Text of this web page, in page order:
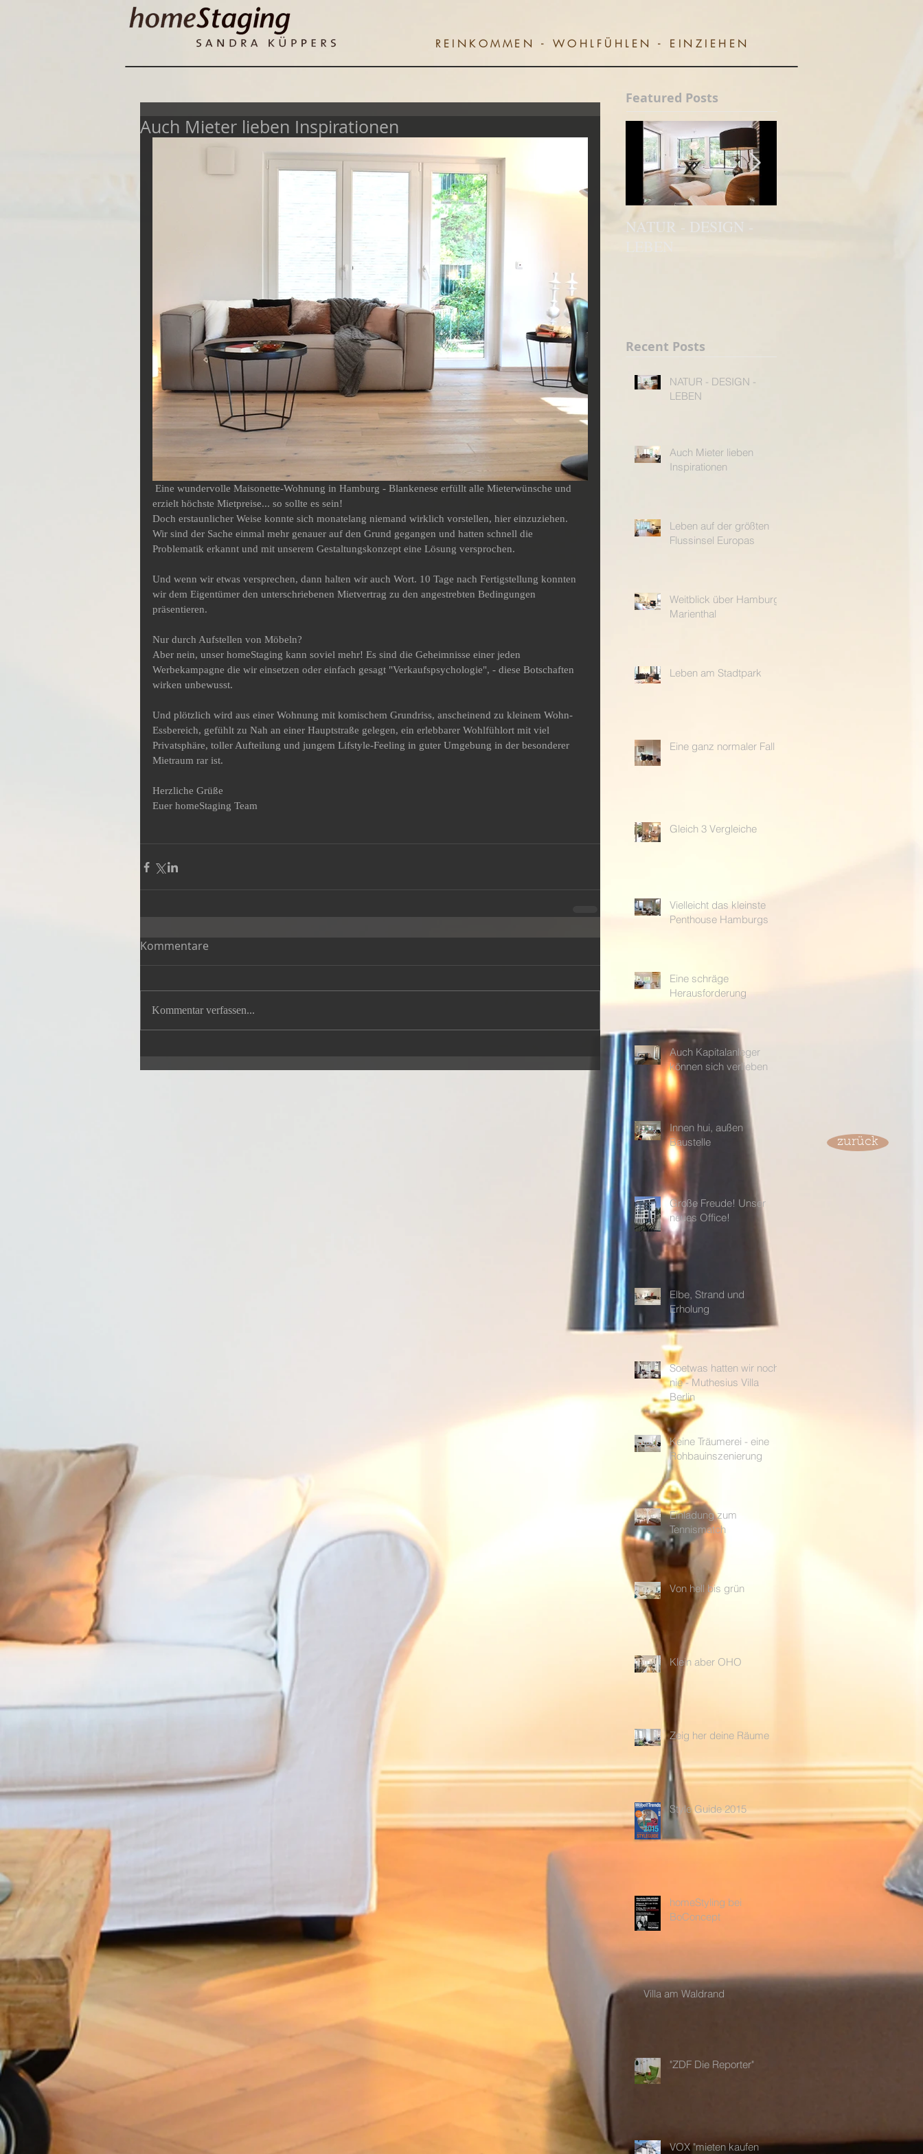
REINKOMMEN - WOHLFÜHLEN - EINZIEHEN
zurück
Auch Mieter lieben Inspirationen
erzielt höchste Mietpreise... so sollte es sein!
Doch erstaunlicher Weise konnte sich monatelang niemand wirklich vorstellen, hier einzuziehen.
Wir sind der Sache einmal mehr genauer auf den Grund gegangen und hatten schnell die
Problematik erkannt und mit unserem Gestaltungskonzept eine Lösung versprochen.
Und wenn wir etwas versprechen, dann halten wir auch Wort. 10 Tage nach Fertigstellung konnten
wir dem Eigentümer den unterschriebenen Mietvertrag zu den angestrebten Bedingungen
präsentieren.
Nur durch Aufstellen von Möbeln?
Aber nein, unser homeStaging kann soviel mehr! Es sind die Geheimnisse einer jeden
Werbekampagne die wir einsetzen oder einfach gesagt "Verkaufspsychologie", - diese Botschaften
wirken unbewusst.
Und plötzlich wird aus einer Wohnung mit komischem Grundriss, anscheinend zu kleinem Wohn-
Essbereich, gefühlt zu Nah an einer Hauptstraße gelegen, ein erlebbarer Wohlfühlort mit viel
Privatsphäre, toller Aufteilung und jungem Lifstyle-Feeling in guter Umgebung in der besonderer
Mietraum rar ist.
Herzliche Grüße
Euer homeStaging Team
Kommentare
Kommentar verfassen...
Featured Posts
NATUR - DESIGN -
Recent Posts
NATUR - DESIGN -
LEBEN
Auch Mieter lieben
Inspirationen
Leben auf der größten
Flussinsel Europas
Weitblick über Hamburg-
Marienthal
Leben am Stadtpark
Eine ganz normaler Fall
Gleich 3 Vergleiche
Vielleicht das kleinste
Penthouse Hamburgs
Eine schräge
Herausforderung
Auch Kapitalanleger
können sich verlieben
Innen hui, außen
Baustelle
Große Freude! Unser
neues Office!
Elbe, Strand und
Erholung
Soetwas hatten wir noch
nie - Muthesius Villa
Berlin
Keine Träumerei - eine
Rohbauinszenierung
Einladung zum
Tennismatch
Von hell bis grün
Klein aber OHO
Zeig her deine Räume
Style Guide 2015
homeStyling bei
BoConcept
Villa am Waldrand
"ZDF Die Reporter"
VOX "mieten kaufen